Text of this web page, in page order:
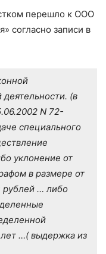
перешло к ООО
согласно записи в
(в
N 72-
специального
уклонение от
в размере от
рублей … либо
…( выдержка из